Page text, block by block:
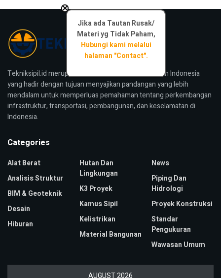
Tekniksipil.id merupakan media konstruksi bangunan Indonesia
yang hadir dengan tujuan menyajikan pandangan yang lebih
mendalam untuk memperluas pemahaman tentang perkembangan
infrastruktur, transportasi, pembangunan, dan keselamatan di
Indonesia.
Jika ada Tautan Rusak/
Materi yg Tidak Paham,
Hubungi kami melalui
halaman "Contact".
×
Categories
Alat Berat
Analisis Struktur
BIM & Geoteknik
Desain
Hiburan
Hutan Dan
Lingkungan
K3 Proyek
Kamus Sipil
Kelistrikan
Material Bangunan
News
Piping Dan
Hidrologi
Proyek Konstruksi
Standar
Pengukuran
Wawasan Umum
AUGUST 2026